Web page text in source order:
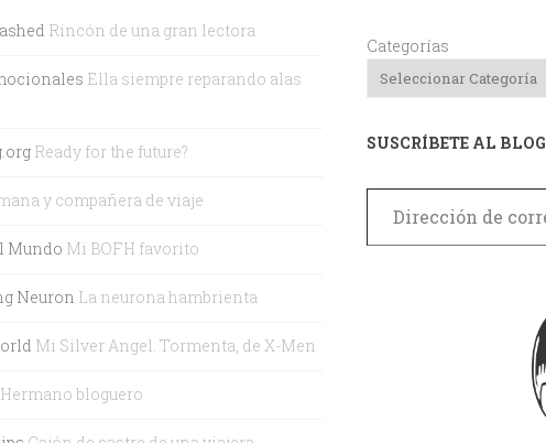
Rincón de una gran lectora
Ella siempre reparando alas
Ready for the future?
y compañera de viaje
Mundo Mi BOFH favorito
Neuron La neurona hambrienta
Mi Silver Angel. Tormenta, de X-Men
Hermano bloguero
Categorías
SUSCRÍBETE AL BLOG
Dirección de correo electrónico